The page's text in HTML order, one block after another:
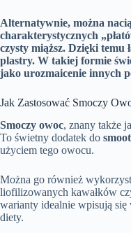
Alternatywnie, można
charakterystycznych
czysty miąższ. Dzięki temu
plastry. W takiej formie
jako urozmaicenie innych
Jak Zastosować Smoczy
Smoczy owoc, znany także
To świetny dodatek do
użyciem tego owocu.
Można go również
liofilizowanych kawałków
warianty idealnie wpisują się
diety.